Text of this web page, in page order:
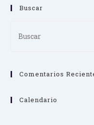
Buscar
Comentarios
Calendario